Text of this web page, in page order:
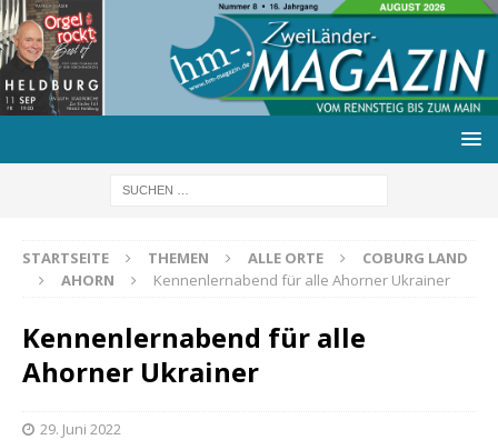
STARTSEITE THEMEN ALLE ORTE
COBURG LAND
AHORN
Kennenlernabend für alle Ahorner Ukrainer
Kennenlernabend für alle
Ahorner Ukrainer
29. Juni 2022